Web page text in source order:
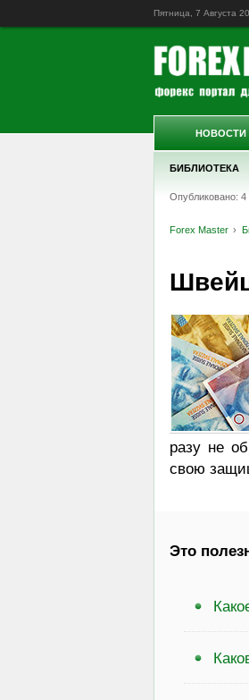
Пятница, 7 Августа
БИБЛИОТЕКА
Опубликовано: 4
Forex Master
разу не
свою
Это
НОВОСТИ